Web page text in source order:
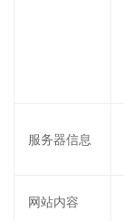
服务器信息
网站内容